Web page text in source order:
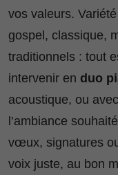
vos valeurs.
gospel, classique,
traditionnels : tout
intervenir en duo
acoustique, ou
l’ambiance
vœux, signatures
voix juste, au bon